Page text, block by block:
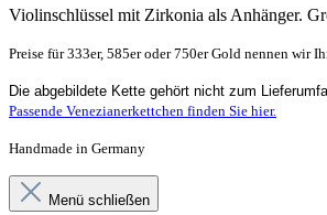
Violinschlüssel mit Zirkonia als Anhänger.
Preise für 333er, 585er oder 750er Gold nennen wir
Die abgebildete Kette gehört nicht zum
Passende Venezianerkettchen finden Sie hier.
Handmade in Germany
Menü schließen